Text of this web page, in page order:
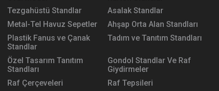
Tezgahüstü Standlar
Asalak Standlar
Metal-Tel Havuz Sepetler
Ahşap Orta Alan Standları
Plastik Fanus ve Çanak
Standlar
Tadım ve Tanıtım Standları
Özel Tasarım Tanıtım
Standları
Gondol Standlar Ve Raf
Giydirmeler
Raf Çerçeveleri
Raf Tepsileri